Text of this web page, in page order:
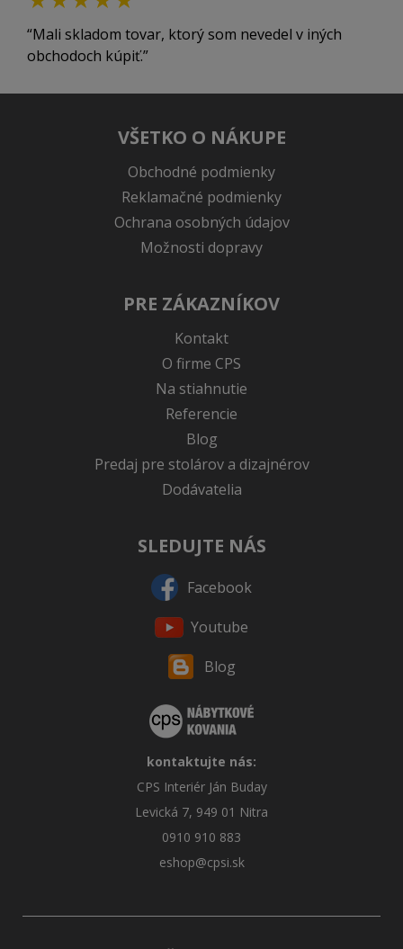
Mali skladom tovar, ktorý som nevedel v iných
obchodoch kúpiť.
VŠETKO O NÁKUPE
Obchodné podmienky
Reklamačné podmienky
Ochrana osobných údajov
Možnosti dopravy
PRE ZÁKAZNÍKOV
Kontakt
O firme CPS
Na stiahnutie
Referencie
Blog
Predaj pre stolárov a dizajnérov
Dodávatelia
SLEDUJTE NÁS
Facebook
Youtube
Blog
kontaktujte nás:
CPS Interiér Ján Buday
Levická 7, 949 01 Nitra
0910 910 883
eshop@cpsi.sk